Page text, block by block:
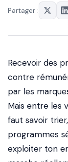
Partager :
Recevoir des
contre
par les
Mais entre les
faut savoir
programmes
exploiter ton